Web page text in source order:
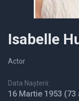
Isabelle
Actor
Data Nașterii:
16 Martie 1953 (73